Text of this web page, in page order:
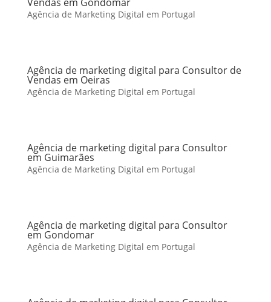
Agência de Marketing Digital em Portugal
Agência de marketing digital para Consultor de
Vendas em Oeiras
Agência de Marketing Digital em Portugal
Agência de marketing digital para Consultor
em Guimarães
Agência de Marketing Digital em Portugal
Agência de marketing digital para Consultor
em Gondomar
Agência de Marketing Digital em Portugal